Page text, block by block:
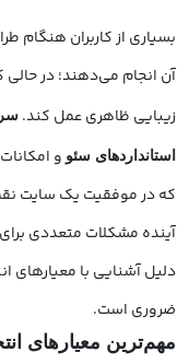
بسیاری از کاربران هنگام
آن انجام می‌دهند؛ در حالی
زیبایی ظاهری عمل کند.
استانداردهای سئوو
که در موفقیت یک سایت
آینده مشکلات متعددی
دلیل آشنایی با معیارهای
ضروری است.
مهم‌ترین معیارهای